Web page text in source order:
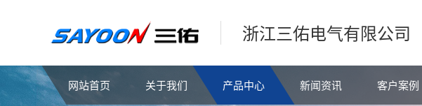
浙江三佑电气有限公司
网站首页 关于我们 产品中心 新闻资讯 客户案例